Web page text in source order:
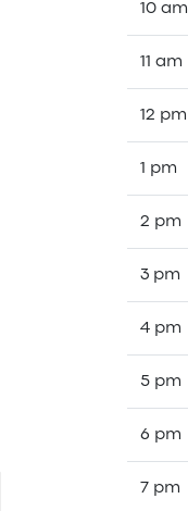
10 am
11 am
12 pm
1 pm
2 pm
3 pm
4 pm
5 pm
6 pm
7 pm